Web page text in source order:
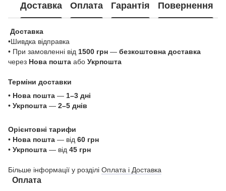
Доставка Оплата Гарантія Повернення
Доставка
•Шивдка відправка
• При замовленні від 1500 грн — безкоштовна доставка
через Нова пошта або Укрпошта
Терміни доставки
• Нова пошта — 1–3 дні
• Укрпошта — 2–5 днів
Орієнтовні тарифи
• Нова пошта — від 60 грн
• Укрпошта — від 45 грн
Більше інформації у розділі Оплата і Доставка
Оплата